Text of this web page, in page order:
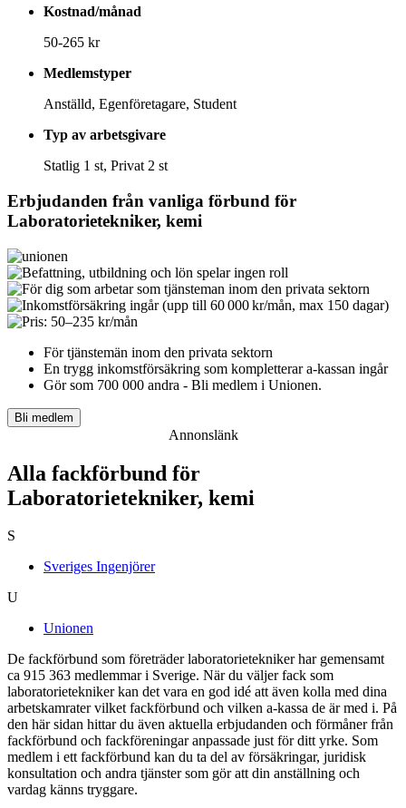
Kostnad/månad
50-265 kr
Medlemstyper
Anställd, Egenföretagare, Student
Typ av arbetsgivare
Statlig 1 st, Privat 2 st
Erbjudanden från vanliga förbund för
Laboratorietekniker, kemi
För tjänstemän inom den privata sektorn
En trygg inkomst­försäkring som kompletterar a-kassan ingår
Gör som 700 000 andra - Bli medlem i Unionen.
Bli medlem
Annonslänk
Alla fackförbund för
Laboratorietekniker, kemi
S
Sveriges Ingenjörer
U
Unionen
De fackförbund som företräder laboratorietekniker har gemensamt
ca 915 363 medlemmar i Sverige. När du väljer fack som
laboratorietekniker kan det vara en god idé att även kolla med dina
arbetskamrater vilket fackförbund och vilken a-kassa de är med i. På
den här sidan hittar du även aktuella erbjudanden och förmåner från
fackförbund och fackföreningar anpassade just för ditt yrke. Som
medlem i ett fackförbund kan du ta del av försäkringar, juridisk
konsultation och andra tjänster som gör att din anställning och
vardag känns tryggare.